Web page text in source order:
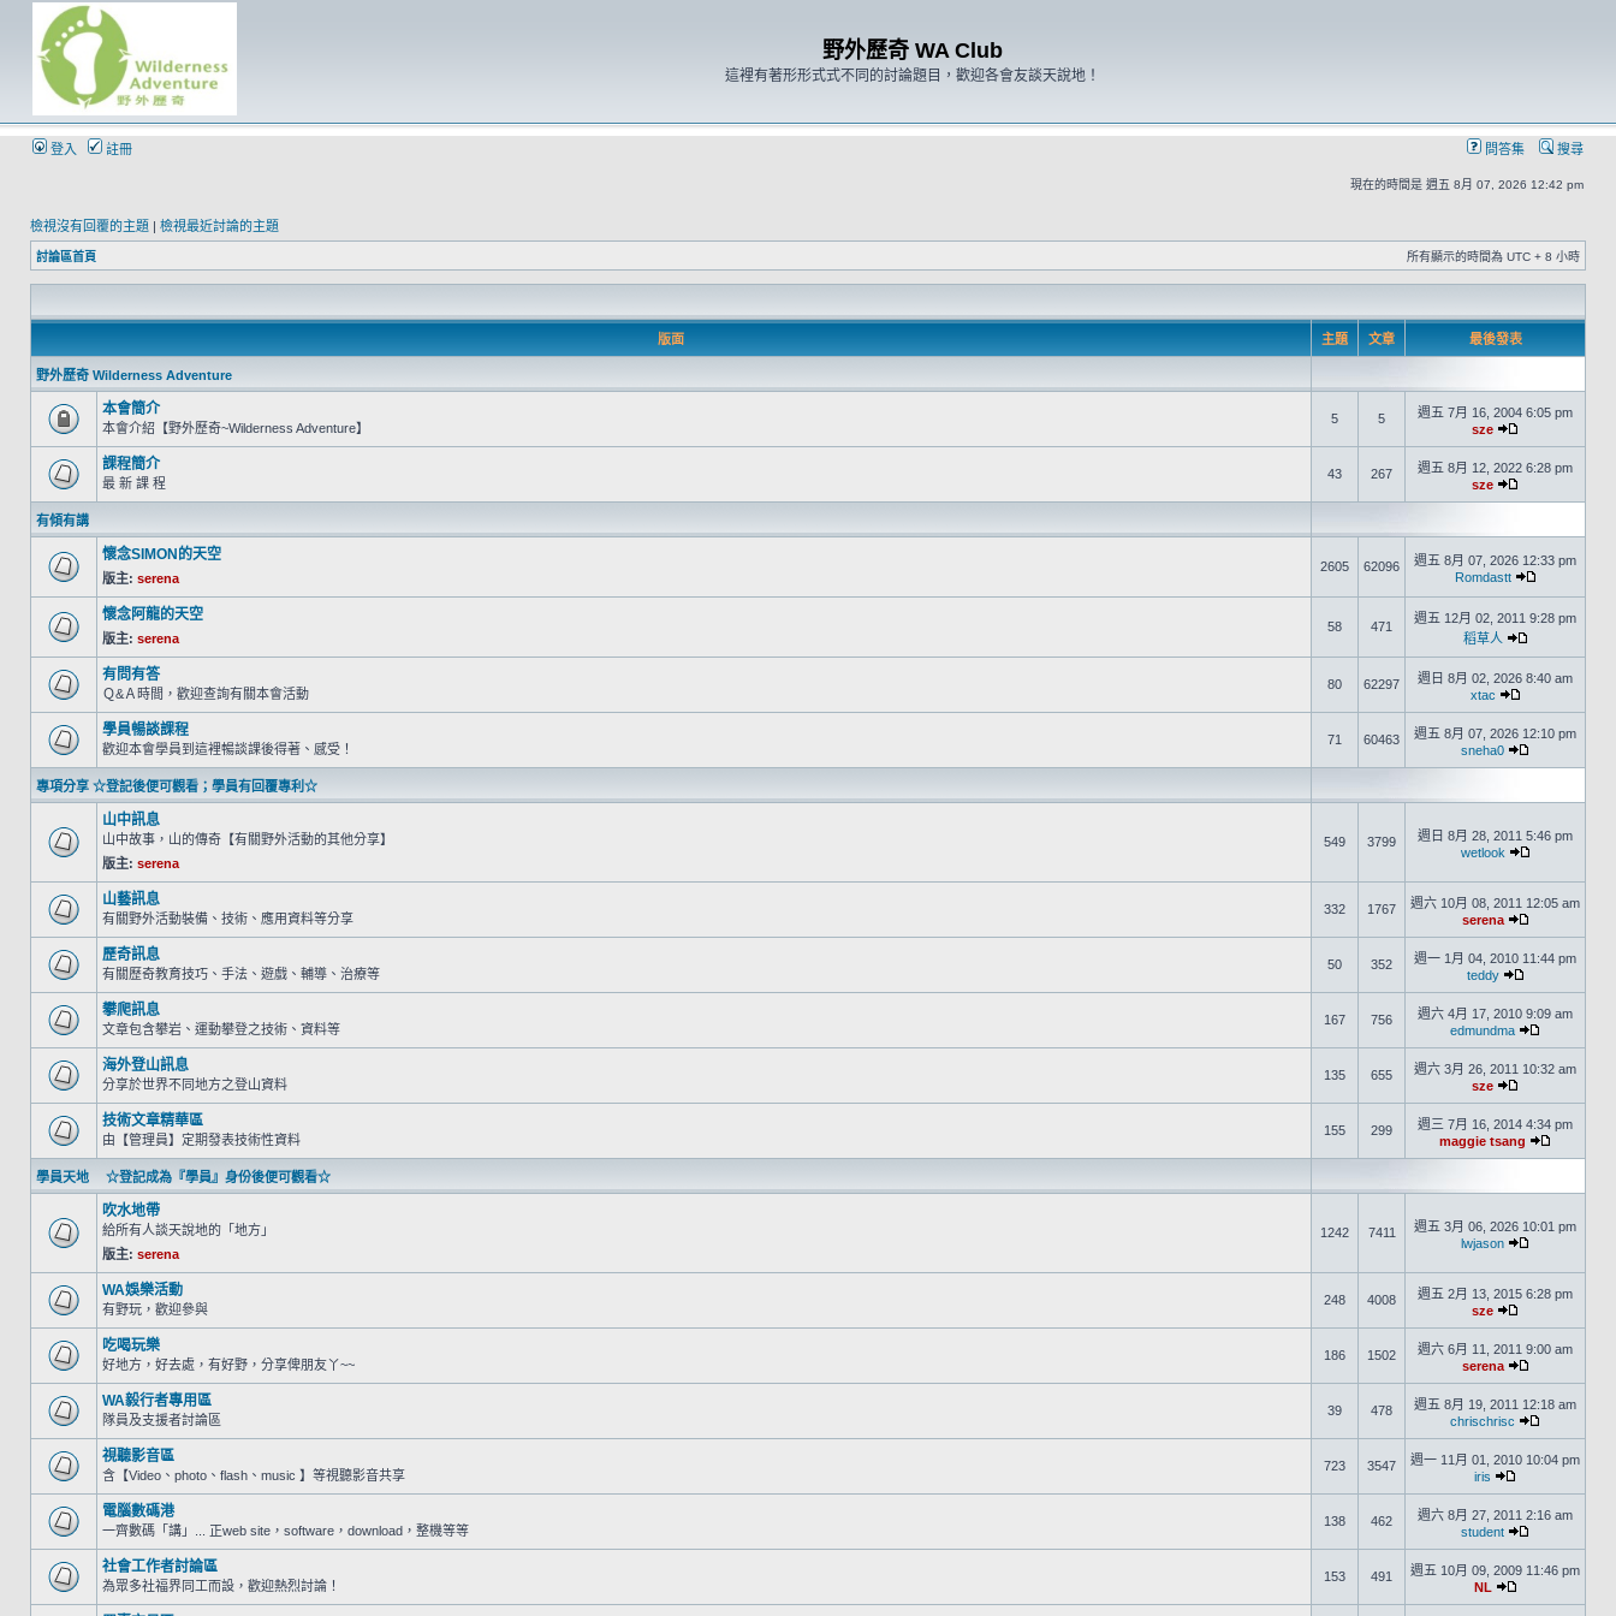
野外歷奇 WA Club
這裡有著形形式式不同的討論題目，歡迎各會友談天說地！
登入 註冊 問答集 搜尋
現在的時間是 週五 8月 07, 2026 12:42 pm
檢視沒有回覆的主題 | 檢視最近討論的主題
討論區首頁 所有顯示的時間為 UTC + 8 小時
版面 主題 文章 最後發表
野外歷奇 Wilderness Adventure
本會簡介
本會介紹【野外歷奇~Wilderness Adventure】
5 5
週五 7月 16, 2004 6:05 pm
sze
課程簡介
最 新 課 程
43 267
週五 8月 12, 2022 6:28 pm
sze
有傾有講
懷念SIMON的天空
版主: serena
2605 62096
週五 8月 07, 2026 12:33 pm
Romdastt
懷念阿龍的天空
版主: serena
58 471
週五 12月 02, 2011 9:28 pm
稻草人
有問有答
Ｑ&Ａ時間，歡迎查詢有關本會活動
80 62297
週日 8月 02, 2026 8:40 am
xtac
學員暢談課程
歡迎本會學員到這裡暢談課後得著、感受！
71 60463
週五 8月 07, 2026 12:10 pm
sneha0
專項分享 ☆登記後便可觀看；學員有回覆專利☆
山中訊息
山中故事，山的傳奇【有關野外活動的其他分享】
版主: serena
549 3799
週日 8月 28, 2011 5:46 pm
wetlook
山藝訊息
有關野外活動裝備、技術、應用資料等分享
332 1767
週六 10月 08, 2011 12:05 am
serena
歷奇訊息
有關歷奇教育技巧、手法、遊戲、輔導、治療等
50 352
週一 1月 04, 2010 11:44 pm
teddy
攀爬訊息
文章包含攀岩、運動攀登之技術、資料等
167 756
週六 4月 17, 2010 9:09 am
edmundma
海外登山訊息
分享於世界不同地方之登山資料
135 655
週六 3月 26, 2011 10:32 am
sze
技術文章精華區
由【管理員】定期發表技術性資料
155 299
週三 7月 16, 2014 4:34 pm
maggie tsang
學員天地 ☆登記成為『學員』身份後便可觀看☆
吹水地帶
給所有人談天說地的「地方」
版主: serena
1242 7411
週五 3月 06, 2026 10:01 pm
lwjason
WA娛樂活動
有野玩，歡迎參與
248 4008
週五 2月 13, 2015 6:28 pm
sze
吃喝玩樂
好地方，好去處，有好野，分享俾朋友丫~~
186 1502
週六 6月 11, 2011 9:00 am
serena
WA毅行者專用區
隊員及支援者討論區
39 478
週五 8月 19, 2011 12:18 am
chrischrisc
視聽影音區
含【Video、photo、flash、music 】等視聽影音共享
723 3547
週一 11月 01, 2010 10:04 pm
iris
電腦數碼港
一齊數碼「講」... 正web site，software，download，整機等等
138 462
週六 8月 27, 2011 2:16 am
student
社會工作者討論區
為眾多社福界同工而設，歡迎熱烈討論！
153 491
週五 10月 09, 2009 11:46 pm
NL